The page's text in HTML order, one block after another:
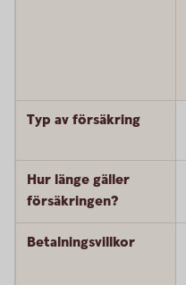
Typ av försäkring
Hur länge gäller
försäkringen?
Betalningsvillkor